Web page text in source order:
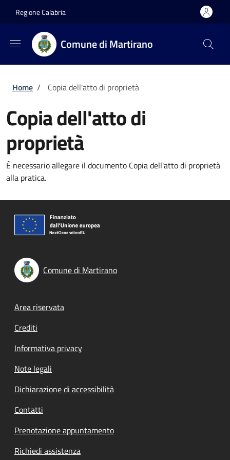
Regione Calabria
Comune di Martirano
Briciole di pane
Home / Copia dell'atto di proprietà
Copia dell'atto di
proprietà
È necessario allegare il documento Copia dell'atto di proprietà
alla pratica.
Comune di Martirano
Footer menu
Area riservata
Crediti
Informativa privacy
Note legali
Dichiarazione di accessibilità
Contatti
Prenotazione appuntamento
Richiedi assistenza